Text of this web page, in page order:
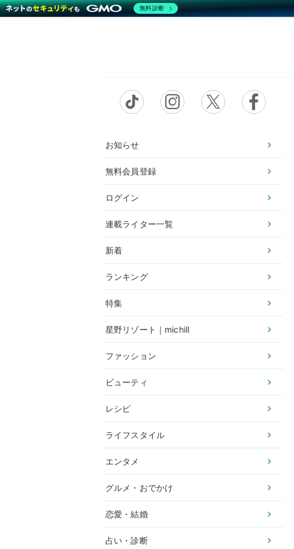
お知らせ
無料会員登録
ログイン
連載ライター一覧
新着
ランキング
特集
星野リゾート｜michill
ファッション
ビューティ
レシピ
ライフスタイル
エンタメ
グルメ・おでかけ
恋愛・結婚
占い・診断
無料診断